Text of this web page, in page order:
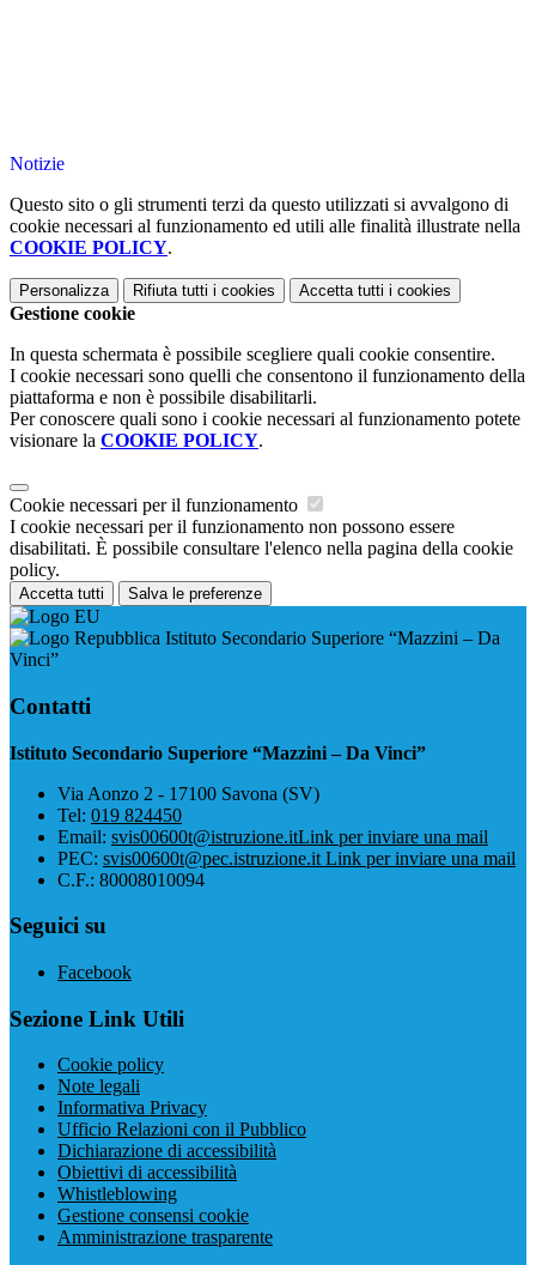
Notizie
Questo sito o gli strumenti terzi da questo utilizzati si avvalgono di
cookie necessari al funzionamento ed utili alle finalità illustrate nella
COOKIE POLICY.
Personalizza Rifiuta tutti i cookies Accetta tutti i cookies
Gestione cookie
In questa schermata è possibile scegliere quali cookie consentire.
I cookie necessari sono quelli che consentono il funzionamento della
piattaforma e non è possibile disabilitarli.
Per conoscere quali sono i cookie necessari al funzionamento potete
visionare la COOKIE POLICY.
Cookie necessari per il funzionamento
I cookie necessari per il funzionamento non possono essere
disabilitati. È possibile consultare l'elenco nella pagina della cookie
policy.
Accetta tutti Salva le preferenze
Istituto Secondario Superiore “Mazzini – Da
Vinci”
Contatti
Istituto Secondario Superiore “Mazzini – Da Vinci”
Via Aonzo 2 - 17100 Savona (SV)
Tel: 019 824450
Email: svis00600t@istruzione.itLink per inviare una mail
PEC: svis00600t@pec.istruzione.it Link per inviare una mail
C.F.: 80008010094
Seguici su
Facebook
Sezione Link Utili
Cookie policy
Note legali
Informativa Privacy
Ufficio Relazioni con il Pubblico
Dichiarazione di accessibilità
Obiettivi di accessibilità
Whistleblowing
Gestione consensi cookie
Amministrazione trasparente